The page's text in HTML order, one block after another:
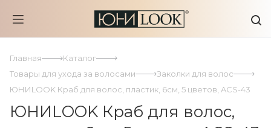
Главная
Каталог
Товары для ухода за волосами
Заколки для волос
ЮНИLOOK Краб для волос, пластик, 6см, 5 цветов, ACS-43
ЮНИLOOK Краб для волос,